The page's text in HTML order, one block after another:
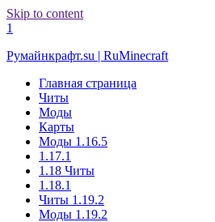
Skip to content
1
Румайнкрафт.su | RuMinecraft
Главная страница
Читы
Моды
Карты
Моды 1.16.5
1.17.1
1.18 Читы
1.18.1
Читы 1.19.2
Моды 1.19.2